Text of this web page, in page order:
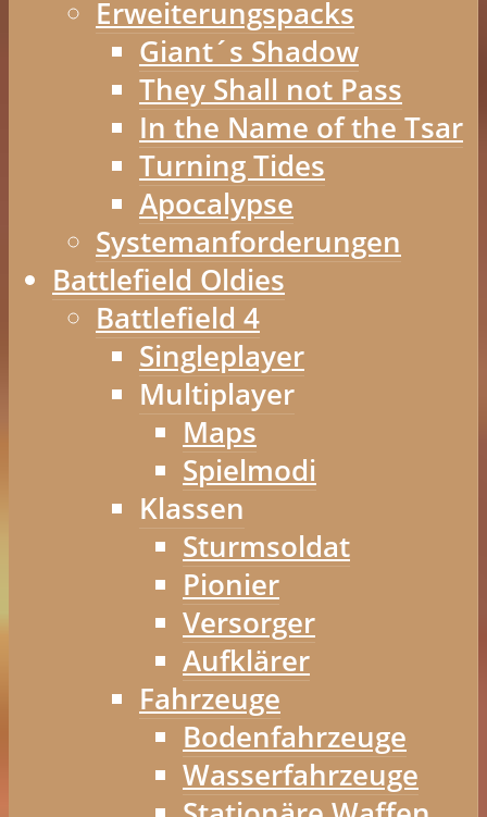
Erweiterungspacks
Giant´s Shadow
They Shall not Pass
In the Name of the Tsar
Turning Tides
Apocalypse
Systemanforderungen
Battlefield Oldies
Battlefield 4
Singleplayer
Multiplayer
Maps
Spielmodi
Klassen
Sturmsoldat
Pionier
Versorger
Aufklärer
Fahrzeuge
Bodenfahrzeuge
Wasserfahrzeuge